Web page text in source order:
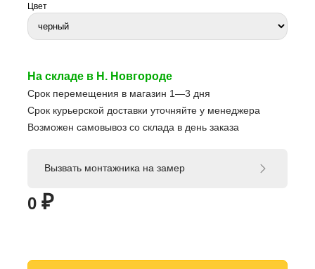
Цвет
На складе в Н. Новгороде
Срок перемещения в магазин 1—3 дня
Срок курьерской доставки уточняйте у менеджера
Возможен самовывоз со склада в день заказа
0 ₽
Вызвать монтажника на замер